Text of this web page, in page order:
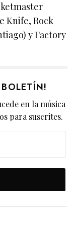
Knife, Rock
y Factory
en la música
para suscrites.